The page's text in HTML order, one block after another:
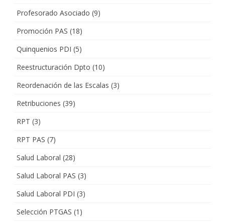
Profesorado Asociado (9)
Promoción PAS (18)
Quinquenios PDI (5)
Reestructuración Dpto (10)
Reordenación de las Escalas (3)
Retribuciones (39)
RPT (3)
RPT PAS (7)
Salud Laboral (28)
Salud Laboral PAS (3)
Salud Laboral PDI (3)
Selección PTGAS (1)